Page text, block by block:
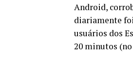
Android,
diariamente
usuários dos
20 minutos